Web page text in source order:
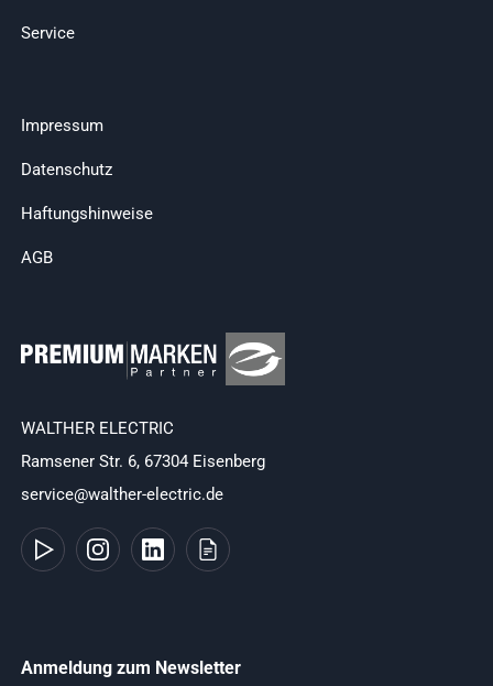
Service
Impressum
Datenschutz
Haftungshinweise
AGB
WALTHER ELECTRIC
Ramsener Str. 6, 67304 Eisenberg
service@walther-electric.de
Anmeldung zum Newsletter